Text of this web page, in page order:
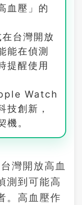
血壓」的
台灣開放
能在偵測
提醒使用
Watch
技創新，
機。
灣開放高血
測到可能高
。高血壓作